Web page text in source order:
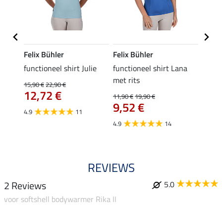
Felix Bühler
functioneel shirt Julie
15,90 €22,90 €
12,72 €
4.9 11
Felix Bühler
functioneel shirt Lana
met rits
11,90 €19,90 €
9,52 €
4.9 14
REVIEWS
2 Reviews
5.0
voor softshell bodywarmer Rika II